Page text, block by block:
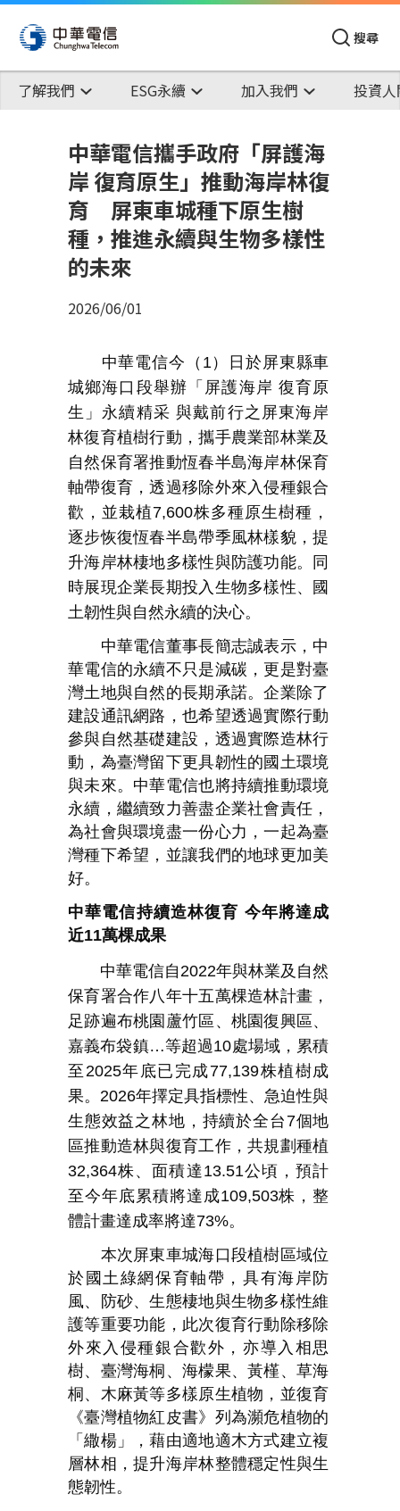
搜尋
了解我們 ESG永續 加入我們 投資
中華電信攜手政府「屏護海
岸 復育原生」推動海岸林復
育 屏東車城種下原生樹
種，推進永續與生物多樣性
的未來
2026/06/01
中華電信今（ 1）日於屏東縣車
城鄉海口段舉辦「屏護海岸 復育原
生」永續精采 與戴前行之屏東海岸
林復育植樹行動，攜手農業部林業及
自然保育署推動恆春半島海岸林保育
軸帶復育，透過移除外來入侵種銀合
歡，並栽植7,600株多種原生樹種，
逐步恢復恆春半島帶季風林樣貌，提
升海岸林棲地多樣性與防護功能。同
時展現企業長期投入生物多樣性、國
土韌性與自然永續的決心。
中華電信董事長簡志誠表示，中
華電信的永續不只是減碳，更是對臺
灣土地與自然的長期承諾。企業除了
建設通訊網路，也希望透過實際行動
參與自然基礎建設，透過實際造林行
動，為臺灣留下更具韌性的國土環境
與未來。中華電信也將持續推動環境
永續，繼續致力善盡企業社會責任，
為社會與環境盡一份心力，一起為臺
灣種下希望，並讓我們的地球更加美
好。
中華電信持續造林復育 今年將達成
近11萬棵成果
中華電信自 2022年與林業及自然
保育署合作八年十五萬棵造林計畫，
足跡遍布桃園蘆竹區、桃園復興區、
嘉義布袋鎮…等超過10處場域，累積
至 2025年底已完成77,139株植樹成
果。 2026年擇定具指標性、急迫性與
生態效益之林地，持續於全台 7個地
區推動造林與復育工作，共規劃種植
32,364株、面積達13.51公頃，預計
至今年底累積將達成109,503株，整
體計畫達成率將達73%。
本次屏東車城海口段植樹區域位
於國土綠網保育軸帶，具有海岸防
風、防砂、生態棲地與生物多樣性維
護等重要功能，此次復育行動除移除
外來入侵種銀合歡外，亦導入相思
樹、臺灣海桐、海檬果、黃槿、草海
桐、木麻黃等多樣原生植物，並復育
《臺灣植物紅皮書》列為瀕危植物的
「繖楊」，藉由適地適木方式建立複
層林相，提升海岸林整體穩定性與生
態韌性。